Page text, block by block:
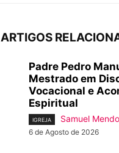
ARTIGOS
Padre Pedro
Mestrado em
Vocacional e
Espiritual
IGREJA Samuel
6 de Agosto de 2026